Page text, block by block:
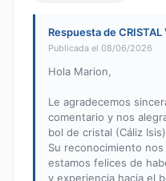
Respuesta de CRISTAL
Publicada el 08/06/2026
Hola Marion,
Le agradecemos
comentario y nos
bol de cristal (Cáliz
Su reconocimiento
estamos felices de
y experiencia hacia el